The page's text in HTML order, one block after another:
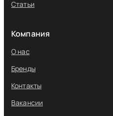
Статьи
Компания
О нас
Бренды
Контакты
Вакансии